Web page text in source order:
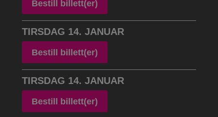
Bestill billett(er)
TIRSDAG 14. JANUAR
Bestill billett(er)
TIRSDAG 14. JANUAR
Bestill billett(er)